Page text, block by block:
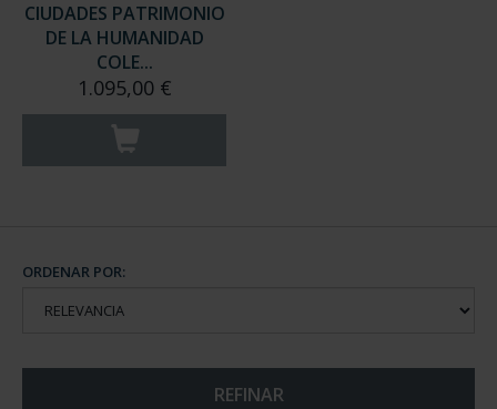
CIUDADES PATRIMONIO
DE LA HUMANIDAD
COLE...
1.095,00 €
ORDENAR POR:
REFINAR